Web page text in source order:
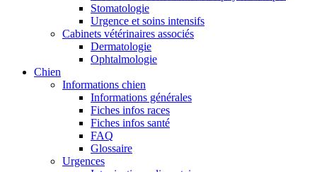
Stomatologie
Urgence et soins intensifs
Cabinets vétérinaires associés
Dermatologie
Ophtalmologie
Chien
Informations chien
Informations générales
Fiches infos races
Fiches infos santé
FAQ
Glossaire
Urgences